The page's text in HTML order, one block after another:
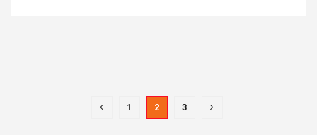
1 2 3